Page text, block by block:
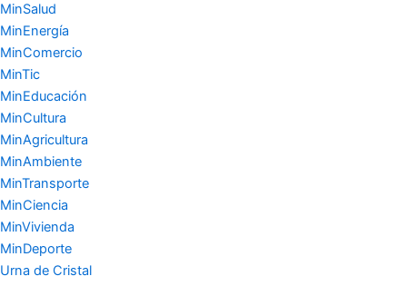
MinSalud
MinEnergía
MinComercio
MinTic
MinEducación
MinCultura
MinAgricultura
MinAmbiente
MinTransporte
MinCiencia
MinVivienda
MinDeporte
Urna de Cristal